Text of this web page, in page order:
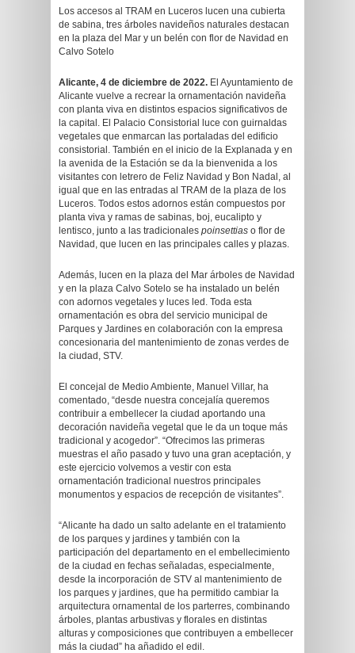
Los accesos al TRAM en Luceros lucen una cubierta
de sabina, tres árboles navideños naturales destacan
en la plaza del Mar y un belén con flor de Navidad en
Calvo Sotelo
Alicante, 4 de diciembre de 2022. El Ayuntamiento de
Alicante vuelve a recrear la ornamentación navideña
con planta viva en distintos espacios significativos de
la capital. El Palacio Consistorial luce con guirnaldas
vegetales que enmarcan las portaladas del edificio
consistorial. También en el inicio de la Explanada y en
la avenida de la Estación se da la bienvenida a los
visitantes con letrero de Feliz Navidad y Bon Nadal, al
igual que en las entradas al TRAM de la plaza de los
Luceros. Todos estos adornos están compuestos por
planta viva y ramas de sabinas, boj, eucalipto y
lentisco, junto a las tradicionales poinsettias o flor de
Navidad, que lucen en las principales calles y plazas.
Además, lucen en la plaza del Mar árboles de Navidad
y en la plaza Calvo Sotelo se ha instalado un belén
con adornos vegetales y luces led. Toda esta
ornamentación es obra del servicio municipal de
Parques y Jardines en colaboración con la empresa
concesionaria del mantenimiento de zonas verdes de
la ciudad, STV.
El concejal de Medio Ambiente, Manuel Villar, ha
comentado, “desde nuestra concejalía queremos
contribuir a embellecer la ciudad aportando una
decoración navideña vegetal que le da un toque más
tradicional y acogedor”. “Ofrecimos las primeras
muestras el año pasado y tuvo una gran aceptación, y
este ejercicio volvemos a vestir con esta
ornamentación tradicional nuestros principales
monumentos y espacios de recepción de visitantes”.
“Alicante ha dado un salto adelante en el tratamiento
de los parques y jardines y también con la
participación del departamento en el embellecimiento
de la ciudad en fechas señaladas, especialmente,
desde la incorporación de STV al mantenimiento de
los parques y jardines, que ha permitido cambiar la
arquitectura ornamental de los parterres, combinando
árboles, plantas arbustivas y florales en distintas
alturas y composiciones que contribuyen a embellecer
más la ciudad” ha añadido el edil.